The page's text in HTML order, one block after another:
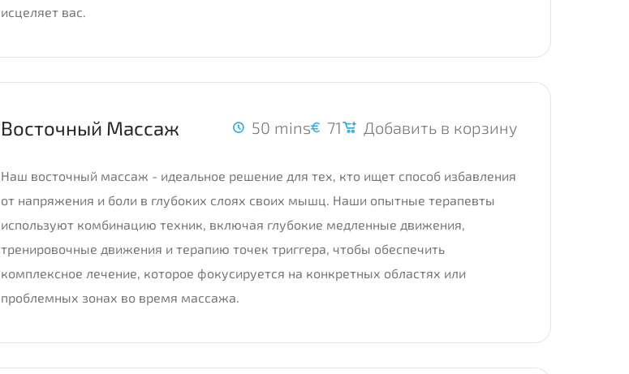
исцеляет вас.
Восточный Массаж 50 mins 71 Добавить в корзину
Наш восточный массаж - идеальное решение для тех, кто ищет способ избавления
от напряжения и боли в глубоких слоях своих мышц. Наши опытные терапевты
используют комбинацию техник, включая глубокие медленные движения,
тренировочные движения и терапию точек триггера, чтобы обеспечить
комплексное лечение, которое фокусируется на конкретных областях или
проблемных зонах во время массажа.